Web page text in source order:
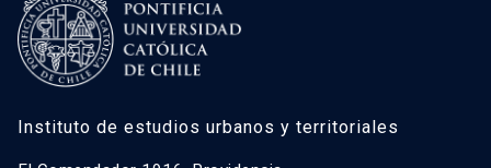
Instituto de estudios urbanos y territoriales